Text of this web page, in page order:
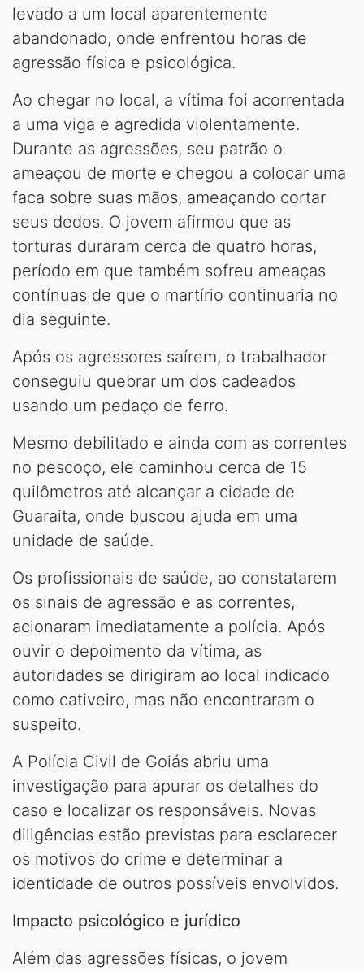
levado a um local aparentemente
abandonado, onde enfrentou horas de
agressão física e psicológica.
Ao chegar no local, a vítima foi acorrentada
a uma viga e agredida violentamente.
Durante as agressões, seu patrão o
ameaçou de morte e chegou a colocar uma
faca sobre suas mãos, ameaçando cortar
seus dedos. O jovem afirmou que as
torturas duraram cerca de quatro horas,
período em que também sofreu ameaças
contínuas de que o martírio continuaria no
dia seguinte.
Após os agressores saírem, o trabalhador
conseguiu quebrar um dos cadeados
usando um pedaço de ferro.
Mesmo debilitado e ainda com as correntes
no pescoço, ele caminhou cerca de 15
quilômetros até alcançar a cidade de
Guaraita, onde buscou ajuda em uma
unidade de saúde.
Os profissionais de saúde, ao constatarem
os sinais de agressão e as correntes,
acionaram imediatamente a polícia. Após
ouvir o depoimento da vítima, as
autoridades se dirigiram ao local indicado
como cativeiro, mas não encontraram o
suspeito.
A Polícia Civil de Goiás abriu uma
investigação para apurar os detalhes do
caso e localizar os responsáveis. Novas
diligências estão previstas para esclarecer
os motivos do crime e determinar a
identidade de outros possíveis envolvidos.
Impacto psicológico e jurídico
Além das agressões físicas, o jovem